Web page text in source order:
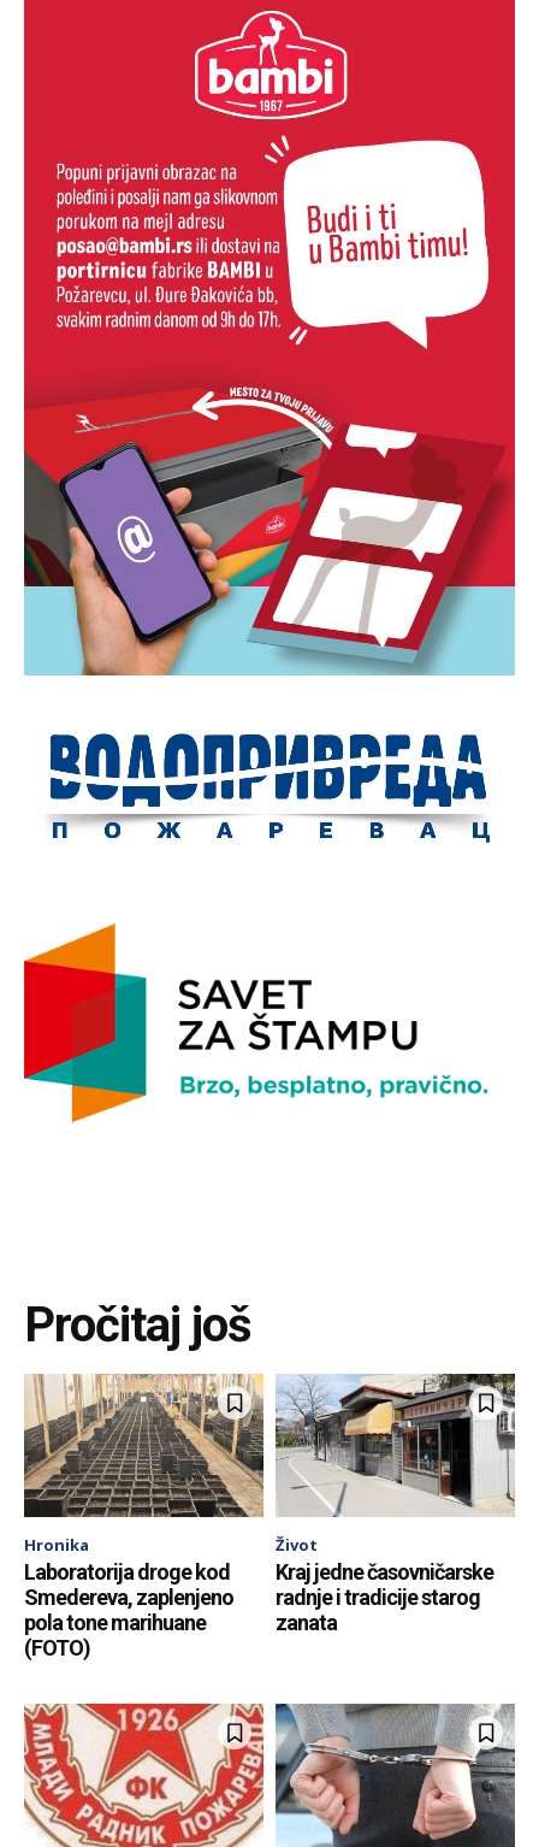
Pročitaj još
Hronika
Laboratorija droge kod
Smedereva, zaplenjeno
pola tone marihuane
(FOTO)
Život
Kraj jedne časovničarske
radnje i tradicije starog
zanata